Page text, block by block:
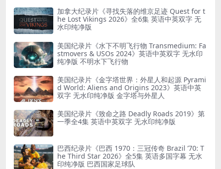
加拿大纪录片《寻找失落的维京足迹 Quest for t
he Lost Vikings 2026》全6集 英语中英双字 无
水印纯净版
美国纪录片《水下不明飞行物 Transmedium: Fa
stmovers & USOs 2024》英语中英双字 无水印
纯净版 不明水下飞行物
美国纪录片《金字塔世界：外星人和起源 Pyrami
d World: Aliens and Origins 2023》英语中英
双字 无水印纯净版 金字塔与外星人
美国纪录片《致命之路 Deadly Roads 2019》第
一季全4集 英语中英双字 无水印纯净版
巴西纪录片《巴西 1970：三冠传奇 Brazil ’70: T
he Third Star 2026》全5集 英语多国字幕 无水
印纯净版 巴西国家足球队